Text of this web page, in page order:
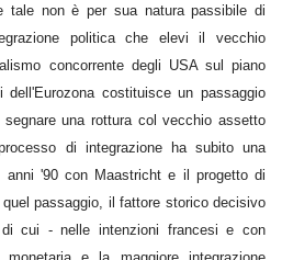
tale non è per sua natura passibile di
politica che elevi il vecchio
concorrente degli USA sul piano
costituisce un passaggio
una rottura col vecchio assetto
di integrazione ha subito una
anni '90 con Maastricht e il progetto di
passaggio, il fattore storico decisivo
cui - nelle intenzioni francesi e con